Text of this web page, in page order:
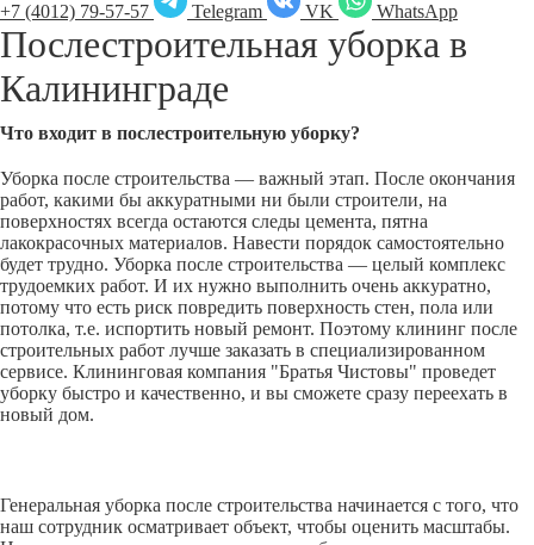
+7 (4012) 79-57-57
Telegram VK WhatsApp
Послестроительная уборка в
Калининграде
Что входит в послестроительную уборку?
Уборка после строительства — важный этап. После окончания
работ, какими бы аккуратными ни были строители, на
поверхностях всегда остаются следы цемента, пятна
лакокрасочных материалов. Навести порядок самостоятельно
будет трудно. Уборка после строительства — целый комплекс
трудоемких работ. И их нужно выполнить очень аккуратно,
потому что есть риск повредить поверхность стен, пола или
потолка, т.е. испортить новый ремонт. Поэтому клининг после
строительных работ лучше заказать в специализированном
сервисе. Клининговая компания "Братья Чистовы" проведет
уборку быстро и качественно, и вы сможете сразу переехать в
новый дом.
Генеральная уборка после строительства начинается с того, что
наш сотрудник осматривает объект, чтобы оценить масштабы.